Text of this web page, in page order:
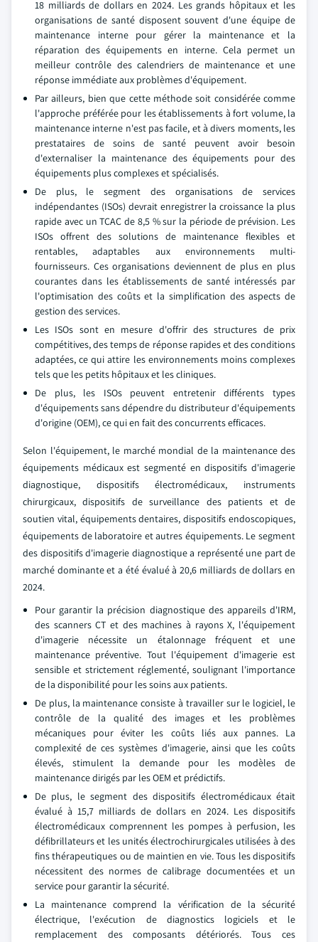
18 milliards de dollars en 2024. Les grands hôpitaux et les
organisations de santé disposent souvent d'une équipe de
maintenance interne pour gérer la maintenance et la
réparation des équipements en interne. Cela permet un
meilleur contrôle des calendriers de maintenance et une
réponse immédiate aux problèmes d'équipement.
Par ailleurs, bien que cette méthode soit considérée comme
l'approche préférée pour les établissements à fort volume, la
maintenance interne n'est pas facile, et à divers moments, les
prestataires de soins de santé peuvent avoir besoin
d'externaliser la maintenance des équipements pour des
équipements plus complexes et spécialisés.
De plus, le segment des organisations de services
indépendantes (ISOs) devrait enregistrer la croissance la plus
rapide avec un TCAC de 8,5 % sur la période de prévision. Les
ISOs offrent des solutions de maintenance flexibles et
rentables, adaptables aux environnements multi-
fournisseurs. Ces organisations deviennent de plus en plus
courantes dans les établissements de santé intéressés par
l'optimisation des coûts et la simplification des aspects de
gestion des services.
Les ISOs sont en mesure d'offrir des structures de prix
compétitives, des temps de réponse rapides et des conditions
adaptées, ce qui attire les environnements moins complexes
tels que les petits hôpitaux et les cliniques.
De plus, les ISOs peuvent entretenir différents types
d'équipements sans dépendre du distributeur d'équipements
d'origine (OEM), ce qui en fait des concurrents efficaces.
Selon l'équipement, le marché mondial de la maintenance des
équipements médicaux est segmenté en dispositifs d'imagerie
diagnostique, dispositifs électromédicaux, instruments
chirurgicaux, dispositifs de surveillance des patients et de
soutien vital, équipements dentaires, dispositifs endoscopiques,
équipements de laboratoire et autres équipements. Le segment
des dispositifs d'imagerie diagnostique a représenté une part de
marché dominante et a été évalué à 20,6 milliards de dollars en
2024.
Pour garantir la précision diagnostique des appareils d'IRM,
des scanners CT et des machines à rayons X, l'équipement
d'imagerie nécessite un étalonnage fréquent et une
maintenance préventive. Tout l'équipement d'imagerie est
sensible et strictement réglementé, soulignant l'importance
de la disponibilité pour les soins aux patients.
De plus, la maintenance consiste à travailler sur le logiciel, le
contrôle de la qualité des images et les problèmes
mécaniques pour éviter les coûts liés aux pannes. La
complexité de ces systèmes d'imagerie, ainsi que les coûts
élevés, stimulent la demande pour les modèles de
maintenance dirigés par les OEM et prédictifs.
De plus, le segment des dispositifs électromédicaux était
évalué à 15,7 milliards de dollars en 2024. Les dispositifs
électromédicaux comprennent les pompes à perfusion, les
défibrillateurs et les unités électrochirurgicales utilisées à des
fins thérapeutiques ou de maintien en vie. Tous les dispositifs
nécessitent des normes de calibrage documentées et un
service pour garantir la sécurité.
La maintenance comprend la vérification de la sécurité
électrique, l'exécution de diagnostics logiciels et le
remplacement des composants détériorés. Tous ces